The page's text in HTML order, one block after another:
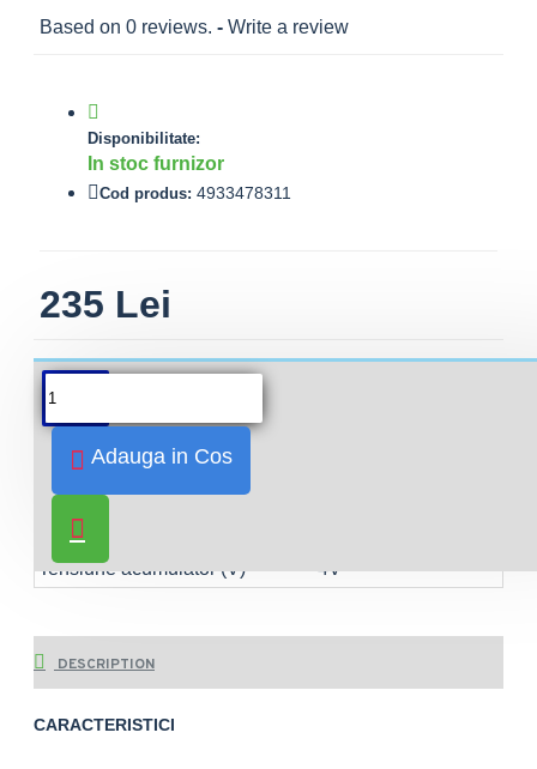
Based on 0 reviews. - Write a review
235 Lei
Disponibilitate:
In stoc furnizor
Cod produs: 4933478311
Adauga in Cos
SPECIFICAȚIILE PRODUSULUI
Greutate
Capacitatea acumulatorului (Ah)
Tensiune acumulator (V)
4V
DESCRIPTION
CARACTERISTICI